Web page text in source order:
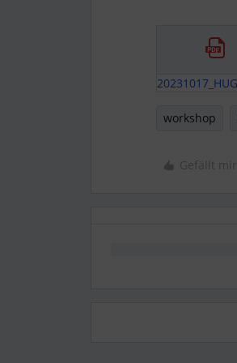
workshop
Gefällt mir